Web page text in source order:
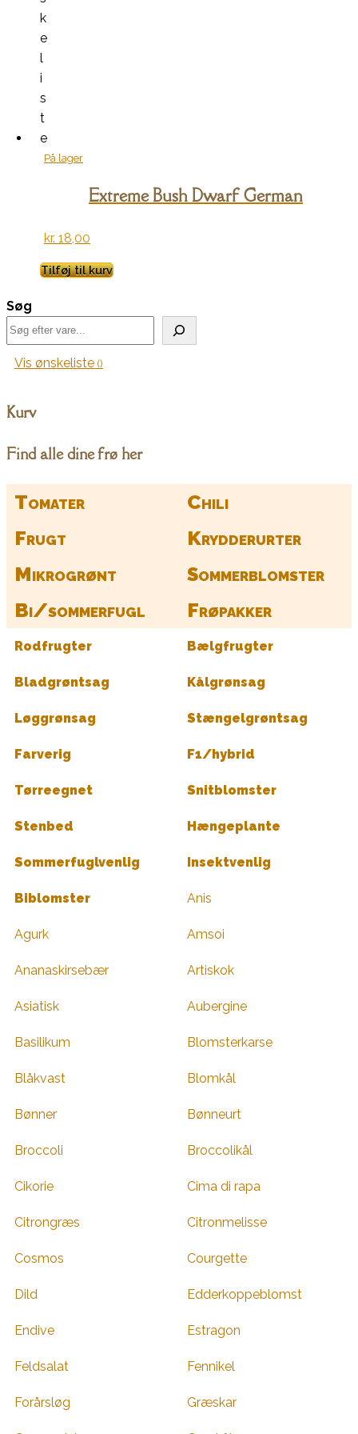
k
e
l
i
s
t
e
På lager
Extreme Bush Dwarf German
kr. 18,00
Tilføj til kurv
Søg
Vis ønskeliste
Kurv
Find alle dine frø her
Tomater
Chili
Frugt
Krydderurter
Mikrogrønt
Sommerblomster
Bi/sommerfugl
Frøpakker
Rodfrugter Bælgfrugter
Bladgrøntsag Kålgrønsag
Løggrønsag Stængelgrøntsag
Farverig F1/hybrid
Tørreegnet Snitblomster
Stenbed Hængeplante
Sommerfuglvenlig Insektvenlig
Biblomster Anis
Agurk Amsoi
Ananaskirsebær Artiskok
Asiatisk Aubergine
Basilikum Blomsterkarse
Blåkvast Blomkål
Bønner Bønneurt
Broccoli Broccolikål
Cikorie Cima di rapa
Citrongræs Citronmelisse
Cosmos Courgette
Dild Edderkoppeblomst
Endive Estragon
Feldsalat Fennikel
Forårsløg Græskar